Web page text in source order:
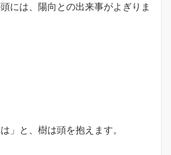
には、陽向との出来事がよぎりま
」と、樹は頭を抱えます。